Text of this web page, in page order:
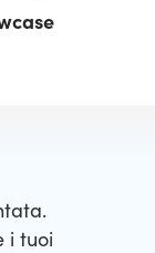
i tuoi